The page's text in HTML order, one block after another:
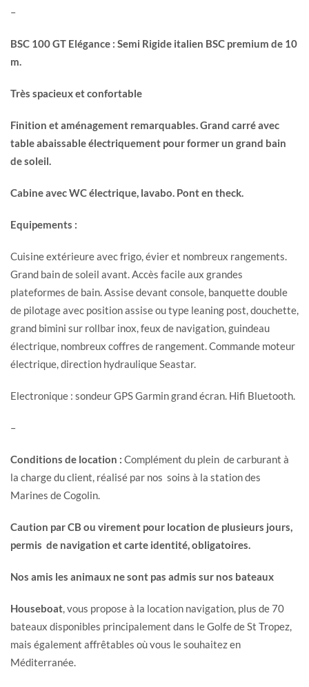
–
BSC 100 GT Elégance : Semi Rigide italien BSC premium de 10
m.
Très spacieux et confortable
Finition et aménagement remarquables. Grand carré avec
table abaissable électriquement pour former un grand bain
de soleil.
Cabine avec WC électrique, lavabo. Pont en theck.
Equipements :
Cuisine extérieure avec frigo, évier et nombreux rangements.
Grand bain de soleil avant. Accès facile aux grandes
plateformes de bain. Assise devant console, banquette double
de pilotage avec position assise ou type leaning post, douchette,
grand bimini sur rollbar inox, feux de navigation, guindeau
électrique, nombreux coffres de rangement. Commande moteur
électrique, direction hydraulique Seastar.
Electronique : sondeur GPS Garmin grand écran. Hifi Bluetooth.
–
Conditions de location : Complément du plein de carburant à
la charge du client, réalisé par nos soins à la station des
Marines de Cogolin.
Caution par CB ou virement pour location de plusieurs jours,
permis de navigation et carte identité, obligatoires.
Nos amis les animaux ne sont pas admis sur nos bateaux
Houseboat, vous propose à la location navigation, plus de 70
bateaux disponibles principalement dans le Golfe de St Tropez,
mais également affrêtables où vous le souhaitez en
Méditerranée.